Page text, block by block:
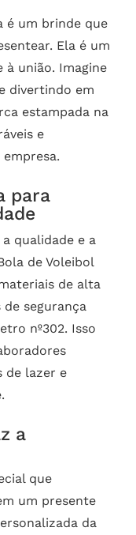
é um brinde que
Ela é um
à união. Imagine
divertindo em
estampada na
e
para
qualidade e a
de Voleibol
de alta
segurança
nº302. Isso
de lazer e
a
que
um presente
da